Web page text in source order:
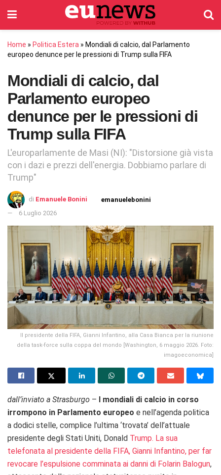
Home » Politica Estera » Mondiali di calcio, dal Parlamento
europeo denunce per le pressioni di Trump sulla FIFA
Mondiali di calcio, dal
Parlamento europeo
denunce per le pressioni di
Trump sulla FIFA
L'europarlamente de Masi (NI): "Distorsione già vista
con i dazi e prezzi dell'energia. Dobbiamo parlare di
Trump"
di Emanuele Bonini
emanuelebonini
6 Luglio 2026
Il presidente della FIFA, Gianni Infantino, alla Casa Bianca per la riunione
della task-force sulla coppa del mondo [Washington, 6 maggio 2026. Foto:
imagoeconomica]
dall’inviato a Strasburgo –
I mondiali di calcio in corso
irrompono in Parlamento europeo e nell’agenda politica
a dodici stelle, complice l’ultima ‘trovata’ dell’attuale
presidente degli Stati Uniti, Donald Trump. La sua
telefonata al presidente della FIFA, Gianni Infantino, per far
revocare l’espulsione comminata ai danni di Folarin Balogun,